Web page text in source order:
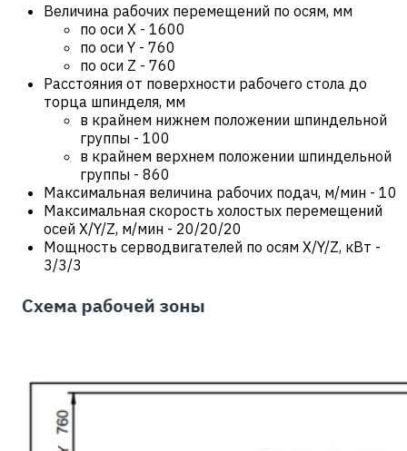
Величина рабочих перемещений по осям, мм
по оси X - 1600
по оси Y - 760
по оси Z - 760
Расстояния от поверхности рабочего стола до
торца шпинделя, мм
в крайнем нижнем положении шпиндельной
группы - 100
в крайнем верхнем положении шпиндельной
группы - 860
Максимальная величина рабочих подач, м/мин - 10
Максимальная скорость холостых перемещений
осей X/Y/Z, м/мин - 20/20/20
Мощность серводвигателей по осям X/Y/Z, кВт -
3/3/3